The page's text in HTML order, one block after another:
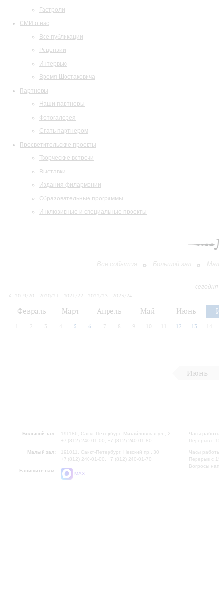
Гастроли
СМИ о нас
Все публикации
Рецензии
Интервью
Время Шостаковича
Партнеры
Наши партнеры
Фотогалерея
Стать партнером
Просветительские проекты
Творческие встречи
Выставки
Издания филармонии
Образовательные программы
Инклюзивные и специальные проекты
Все события Большой зал
2019/20
2020/21 2021/22 2022/23
2023/24
Февраль Март Апрель Май Июнь
2 3 4 5 6 7 8 9 10 12 13 14
Июнь
Большой зал:
191186, Санкт-Петербург, Михайловская ул., 2
+7 (812) 240-01-00, +7 (812) 240-01-80
Малый зал:
191011, Санкт-Петербург, Невский пр., 30
+7 (812) 240-01-00, +7 (812) 240-01-70
Напишите нам:
MAX
Часы
Перерыв с
Часы
Перерыв с
Вопросы